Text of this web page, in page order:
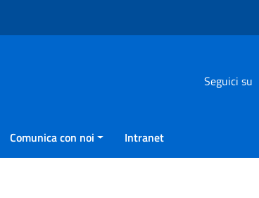
Seguici su
Comunica con noi Intranet